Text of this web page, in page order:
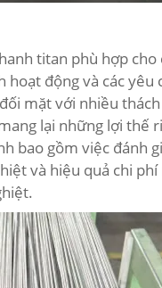
titan phù hợp
động và các yêu
mặt với nhiều
lại những lợi thế
bao gồm việc đánh
và hiệu quả chi